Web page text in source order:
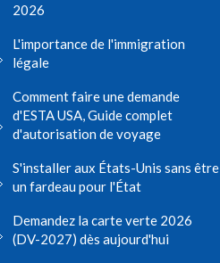
2026
L'importance de l'immigration
légale
Comment faire une demande
d'ESTA USA, Guide complet
d'autorisation de voyage
S'installer aux États-Unis sans être
un fardeau pour l'État
Demandez la carte verte 2026
(DV-2027) dès aujourd'hui